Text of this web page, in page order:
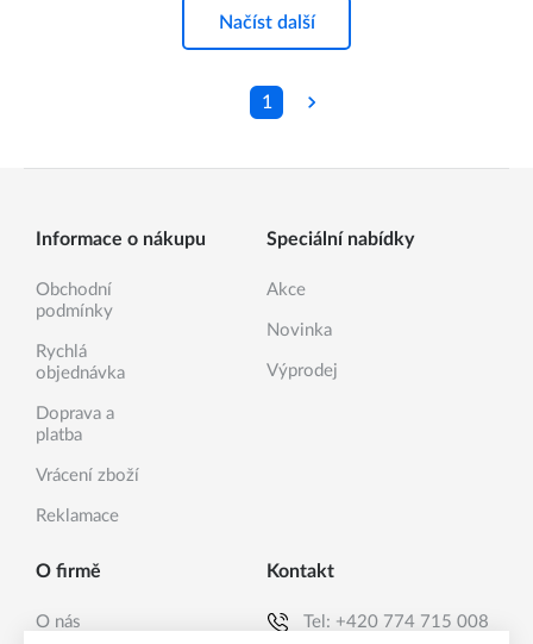
Načíst další
1
Informace o nákupu
Obchodní
podmínky
Rychlá
objednávka
Doprava a
platba
Vrácení zboží
Reklamace
Speciální nabídky
Akce
Novinka
Výprodej
O firmě
O nás
Kontakt
Tel: +420 774 715 008